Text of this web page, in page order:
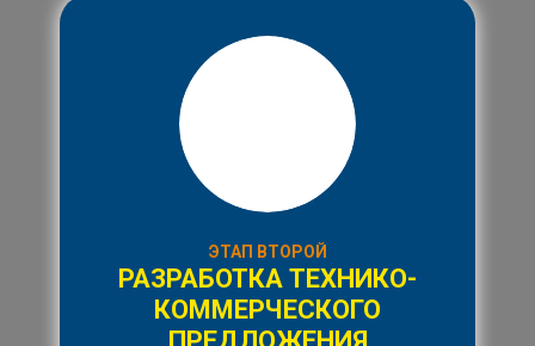
ЭТАП ВТОРОЙ
РАЗРАБОТКА ТЕХНИКО-
КОММЕРЧЕСКОГО